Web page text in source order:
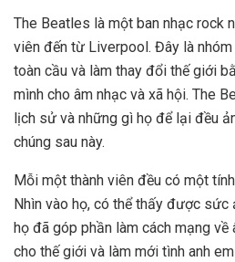
The Beatles là một ban nhạc rock
viên đến từ Liverpool. Đây là
toàn cầu và làm thay đổi thế giới
mình cho âm nhạc và xã hội. The
lịch sử và những gì họ để lại đều
chúng sau này.
Mỗi một thành viên đều có một
Nhìn vào họ, có thể thấy được sức
họ đã góp phần làm cách mạng về
cho thế giới và làm mới tình anh